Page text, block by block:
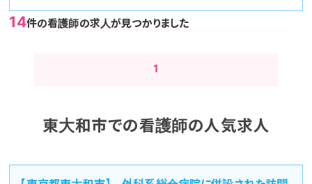
14件の看護師の求人が見つかりました
1
東大和市での看護師の人気求人